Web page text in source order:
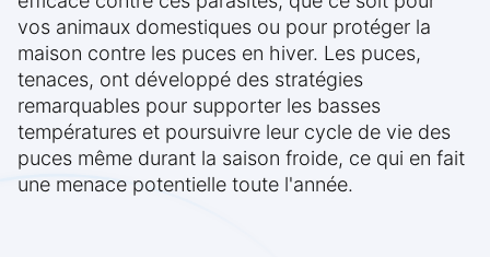
vos animaux domestiques ou pour protéger la
maison contre les puces en hiver. Les puces,
tenaces, ont développé des stratégies
remarquables pour supporter les basses
températures et poursuivre leur cycle de vie des
puces même durant la saison froide, ce qui en fait
une menace potentielle toute l'année.